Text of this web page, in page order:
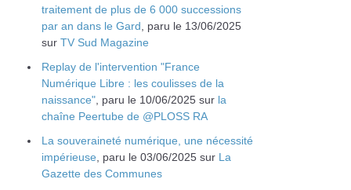
traitement de plus de 6 000 successions
par an dans le Gard , paru le 13/06/2025
sur TV Sud Magazine
Replay de l'intervention "France
Numérique Libre : les coulisses de la
naissance" , paru le 10/06/2025 sur la
chaîne Peertube de @PLOSS RA
La souveraineté numérique, une nécessité
impérieuse , paru le 03/06/2025 sur La
Gazette des Communes